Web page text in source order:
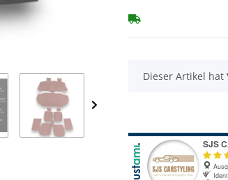
x
Dieser Artikel hat